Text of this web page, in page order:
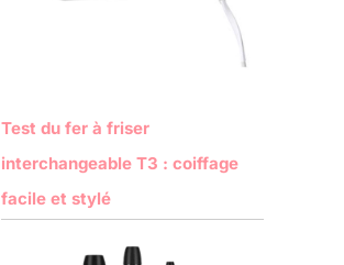
Test du fer à friser
interchangeable T3 : coiffage
facile et stylé